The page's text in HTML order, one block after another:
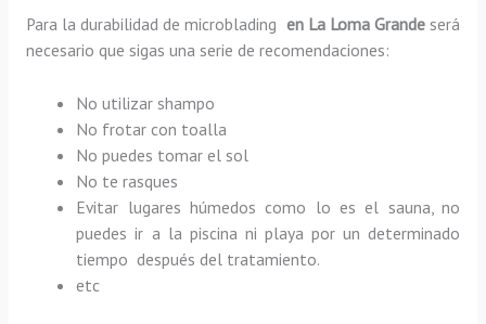
Para la durabilidad de microblading en La Loma Grande será
necesario que sigas una serie de recomendaciones:
No utilizar shampo
No frotar con toalla
No puedes tomar el sol
No te rasques
Evitar lugares húmedos como lo es el sauna, no
puedes ir a la piscina ni playa por un determinado
tiempo después del tratamiento.
etc